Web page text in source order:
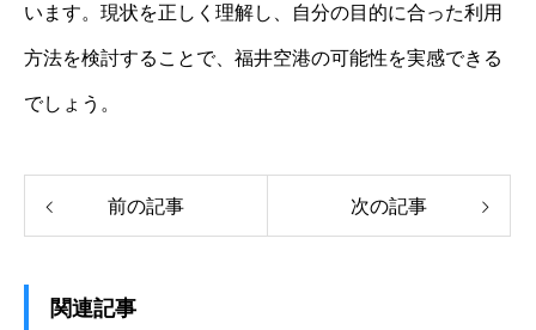
います。現状を正しく理解し、自分の目的に合った利用
方法を検討することで、福井空港の可能性を実感できる
でしょう。
前の記事 次の記事
関連記事